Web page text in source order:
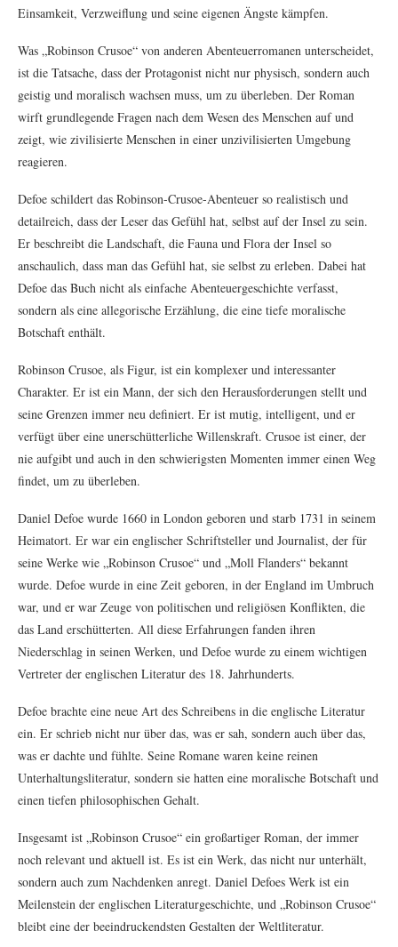
Einsamkeit, Verzweiflung und seine eigenen Ängste kämpfen.
Was „Robinson Crusoe“ von anderen Abenteuerromanen unterscheidet,
ist die Tatsache, dass der Protagonist nicht nur physisch, sondern auch
geistig und moralisch wachsen muss, um zu überleben. Der Roman
wirft grundlegende Fragen nach dem Wesen des Menschen auf und
zeigt, wie zivilisierte Menschen in einer unzivilisierten Umgebung
reagieren.
Defoe schildert das Robinson-Crusoe-Abenteuer so realistisch und
detailreich, dass der Leser das Gefühl hat, selbst auf der Insel zu sein.
Er beschreibt die Landschaft, die Fauna und Flora der Insel so
anschaulich, dass man das Gefühl hat, sie selbst zu erleben. Dabei hat
Defoe das Buch nicht als einfache Abenteuergeschichte verfasst,
sondern als eine allegorische Erzählung, die eine tiefe moralische
Botschaft enthält.
Robinson Crusoe, als Figur, ist ein komplexer und interessanter
Charakter. Er ist ein Mann, der sich den Herausforderungen stellt und
seine Grenzen immer neu definiert. Er ist mutig, intelligent, und er
verfügt über eine unerschütterliche Willenskraft. Crusoe ist einer, der
nie aufgibt und auch in den schwierigsten Momenten immer einen Weg
findet, um zu überleben.
Daniel Defoe wurde 1660 in London geboren und starb 1731 in seinem
Heimatort. Er war ein englischer Schriftsteller und Journalist, der für
seine Werke wie „Robinson Crusoe“ und „Moll Flanders“ bekannt
wurde. Defoe wurde in eine Zeit geboren, in der England im Umbruch
war, und er war Zeuge von politischen und religiösen Konflikten, die
das Land erschütterten. All diese Erfahrungen fanden ihren
Niederschlag in seinen Werken, und Defoe wurde zu einem wichtigen
Vertreter der englischen Literatur des 18. Jahrhunderts.
Defoe brachte eine neue Art des Schreibens in die englische Literatur
ein. Er schrieb nicht nur über das, was er sah, sondern auch über das,
was er dachte und fühlte. Seine Romane waren keine reinen
Unterhaltungsliteratur, sondern sie hatten eine moralische Botschaft und
einen tiefen philosophischen Gehalt.
Insgesamt ist „Robinson Crusoe“ ein großartiger Roman, der immer
noch relevant und aktuell ist. Es ist ein Werk, das nicht nur unterhält,
sondern auch zum Nachdenken anregt. Daniel Defoes Werk ist ein
Meilenstein der englischen Literaturgeschichte, und „Robinson Crusoe“
bleibt eine der beeindruckendsten Gestalten der Weltliteratur.